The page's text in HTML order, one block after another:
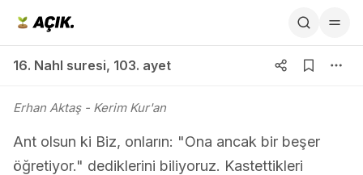
16. Nahl suresi, 103. ayet
Erhan Aktaş- Kerim Kur'an
Ant olsun ki Biz, onların: "Ona ancak bir beşer
öğretiyor." dediklerini biliyoruz. Kastettikleri